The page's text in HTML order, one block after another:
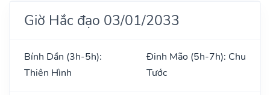
Giờ Hắc đạo 03/01/2033
Bính Dần (3h-5h):
Thiên Hình
Đinh Mão (5h-7h): Chu
Tước